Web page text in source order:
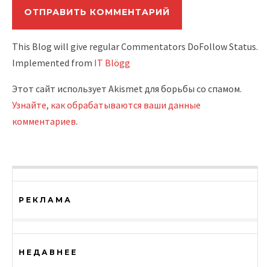
This Blog will give regular Commentators DoFollow Status.
Implemented from IT Blögg
Этот сайт использует Akismet для борьбы со спамом.
Узнайте, как обрабатываются ваши данные
комментариев.
РЕКЛАМА
НЕДАВНЕЕ